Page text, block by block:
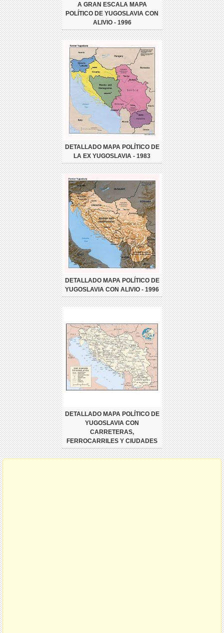
A GRAN ESCALA MAPA
POLÍTICO DE YUGOSLAVIA CON
ALIVIO - 1996
DETALLADO MAPA POLÍTICO DE
LA EX YUGOSLAVIA - 1983
DETALLADO MAPA POLÍTICO DE
YUGOSLAVIA CON ALIVIO - 1996
DETALLADO MAPA POLÍTICO DE
YUGOSLAVIA CON
CARRETERAS,
FERROCARRILES Y CIUDADES